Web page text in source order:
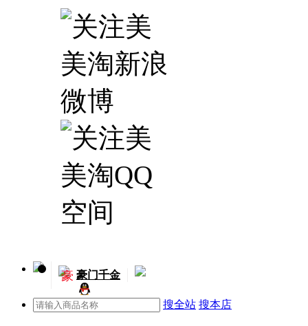
豪 豪门千金
搜全站 搜本店